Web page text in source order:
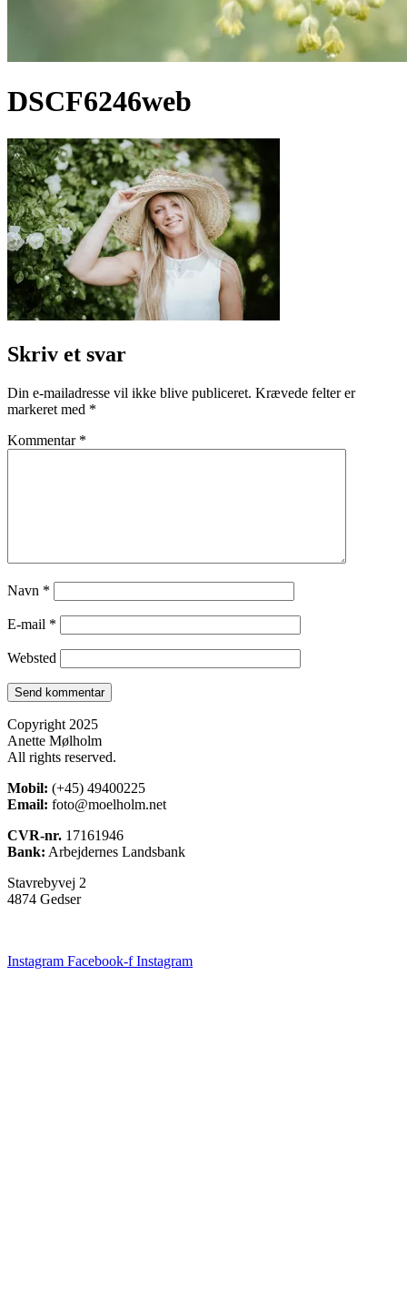
DSCF6246web
Skriv et svar
Din e-mailadresse vil ikke blive publiceret. Krævede felter er
markeret med *
Kommentar *
Navn *
E-mail *
Websted
Copyright 2025
Anette Mølholm
All rights reserved.
Mobil: (+45) 49400225
Email: foto@moelholm.net
CVR-nr. 17161946
Bank: Arbejdernes Landsbank
Stavrebyvej 2
4874 Gedser
Instagram Facebook-f Instagram